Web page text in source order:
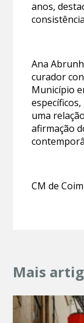
anos,
Ana
curador
Município
uma
afirmação
CM de
Mais